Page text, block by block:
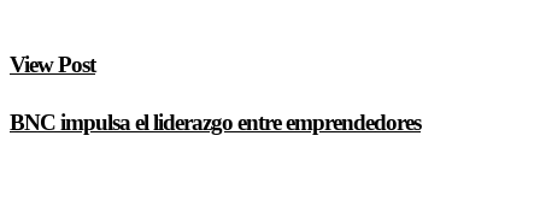
View Post
BNC impulsa el liderazgo entre emprendedores